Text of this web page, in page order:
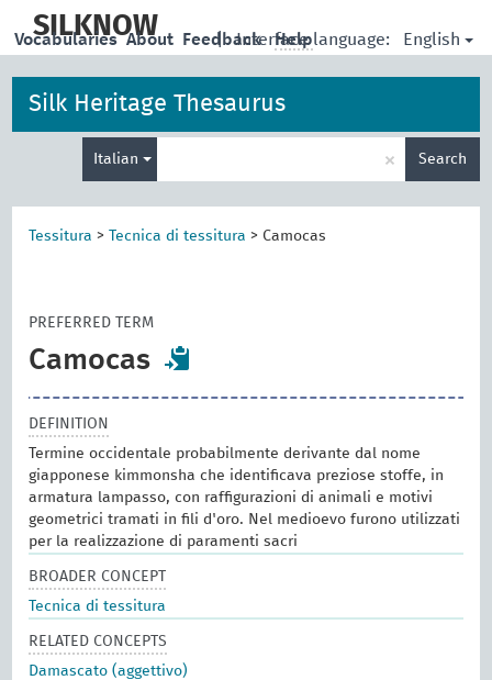
main
SILKNOW | Interface language: English
Vocabularies About Feedback Help
Silk Heritage Thesaurus
Italian × Search
Tessitura > Tecnica di tessitura > Camocas
PREFERRED TERM
Camocas
DEFINITION
Termine occidentale probabilmente derivante dal nome
giapponese kimmonsha che identificava preziose stoffe, in
armatura lampasso, con raffigurazioni di animali e motivi
geometrici tramati in fili d'oro. Nel medioevo furono utilizzati
per la realizzazione di paramenti sacri
BROADER CONCEPT
Tecnica di tessitura
RELATED CONCEPTS
Damascato (aggettivo)